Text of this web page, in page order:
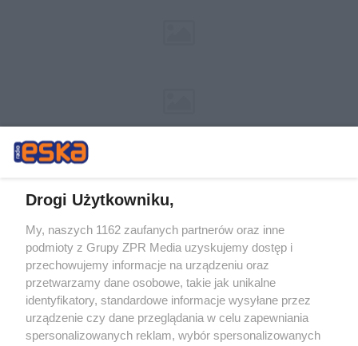
Żaden utwór zamieszczony w serwisie nie może być powielany i
rozpowszechniany lub dalej rozpowszechniany w jakikolwiek sposób (w
tym także elektroniczny lub mechaniczny) na jakimkolwiek polu
eksploatacji w jakiejkolwiek formie, włącznie z umieszczaniem w
Internecie bez pisemnej zgody właściciela praw. Jakiekolwiek użycie lub
wykorzystanie utworów w całości lub w części z naruszeniem prawa,
tzn. bez właściwej zgody, jest zabronione pod groźbą kary i może być
ścigane prawnie.
Drogi Użytkowniku,
My, naszych 1162 zaufanych partnerów oraz inne
podmioty z Grupy ZPR Media uzyskujemy dostęp i
przechowujemy informacje na urządzeniu oraz
przetwarzamy dane osobowe, takie jak unikalne
identyfikatory, standardowe informacje wysyłane przez
urządzenie czy dane przeglądania w celu zapewniania
spersonalizowanych reklam, wybór spersonalizowanych